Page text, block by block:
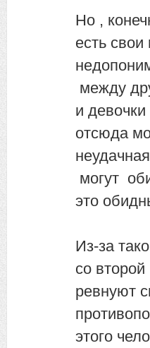
Но ,
есть
между
и
отсюда
могут
это
Из-за
со
ревнуют
этого